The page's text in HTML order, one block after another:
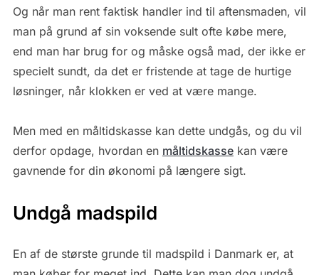
Og når man rent faktisk handler ind til aftensmaden, vil
man på grund af sin voksende sult ofte købe mere,
end man har brug for og måske også mad, der ikke er
specielt sundt, da det er fristende at tage de hurtige
løsninger, når klokken er ved at være mange.
Men med en måltidskasse kan dette undgås, og du vil
derfor opdage, hvordan en måltidskassekan være
gavnende for din økonomi på længere sigt.
Undgå madspild
En af de største grunde til madspild i Danmark er, at